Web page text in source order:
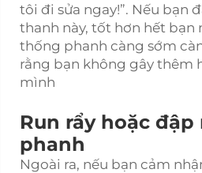
tôi đi sửa ngay!”. Nếu bạn
thanh này, tốt hơn hết bạn
thống phanh càng sớm
rằng bạn không gây thêm
mình
Run rẩy hoặc
phanh
Ngoài ra, nếu bạn cảm